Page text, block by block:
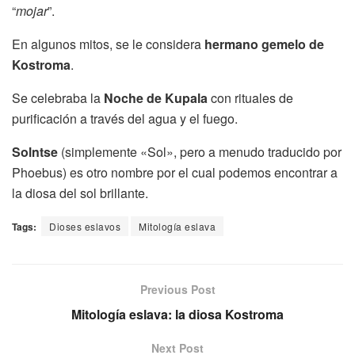
“mojar”.
En algunos mitos, se le considera hermano gemelo de
Kostroma.
Se celebraba la Noche de Kupalacon rituales de
purificación a través del agua y el fuego.
Solntse (simplemente «Sol», pero a menudo traducido por
Phoebus) es otro nombre por el cual podemos encontrar a
la diosa del sol brillante.
Tags: Dioses eslavos Mitología eslava
Previous Post
Mitología eslava: la diosa Kostroma
Next Post